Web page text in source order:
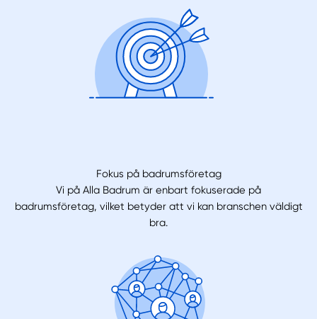
Fokus på badrumsföretag
Vi på Alla Badrum är enbart fokuserade på
badrumsföretag, vilket betyder att vi kan branschen väldigt
bra.